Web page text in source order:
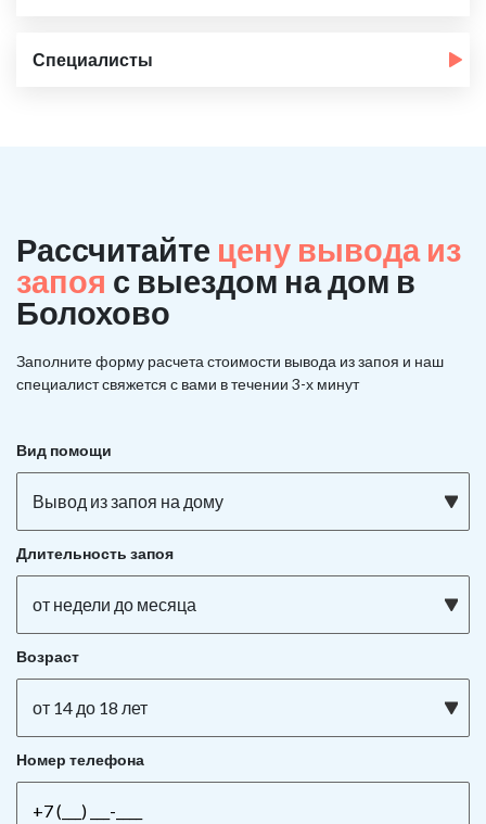
Специалисты
Рассчитайте цену вывода из
запоя с выездом на дом в
Болохово
Заполните форму расчета стоимости вывода из запоя и наш
специалист свяжется с вами в течении 3-х минут
Вид помощи
Вывод из запоя на дому
Длительность запоя
от недели до месяца
Возраст
от 14 до 18 лет
Номер телефона